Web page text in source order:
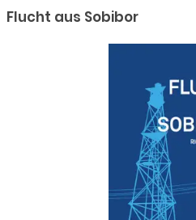
Flucht aus Sobibor